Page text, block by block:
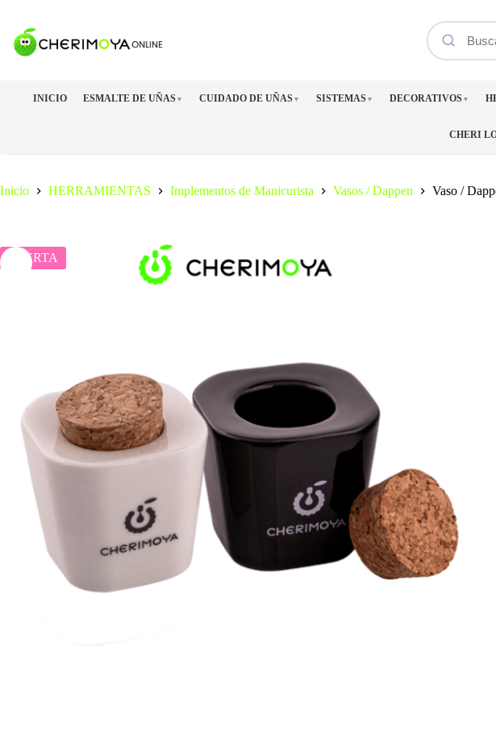
contenido
INICIO ESMALTE DE UÑAS ▼ CUIDADO DE UÑAS ▼ SISTEMAS ▼ DECORATIVOS ▼
CHERI
Inicio HERRAMIENTAS Implementos de Manicurista Vasos / Dappen Vaso /
OFERTA